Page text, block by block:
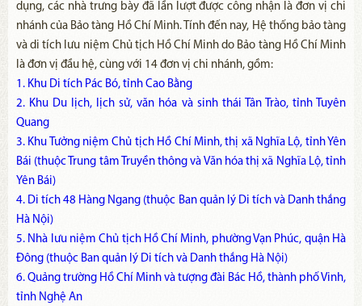
dụng, các nhà trưng bày đã lần lượt được công nhận là đơn vị chi
nhánh của Bảo tàng Hồ Chí Minh. Tính đến nay, Hệ thống bảo tàng
và di tích lưu niệm Chủ tịch Hồ Chí Minh do Bảo tàng Hồ Chí Minh
là đơn vị đầu hệ, cùng với 14 đơn vị chi nhánh, gồm:
1. Khu Di tích Pác Bó, tỉnh Cao Bằng
2. Khu Du lịch, lịch sử, văn hóa và sinh thái Tân Trào, tỉnh Tuyên
Quang
3. Khu Tưởng niệm Chủ tịch Hồ Chí Minh, thị xã Nghĩa Lộ, tỉnh Yên
Bái (thuộc Trung tâm Truyền thông và Văn hóa thị xã Nghĩa Lộ, tỉnh
Yên Bái)
4. Di tích 48 Hàng Ngang (thuộc Ban quản lý Di tích và Danh thắng
Hà Nội)
5. Nhà lưu niệm Chủ tịch Hồ Chí Minh, phường Vạn Phúc, quận Hà
Đông (thuộc Ban quản lý Di tích và Danh thắng Hà Nội)
6. Quảng trường Hồ Chí Minh và tượng đài Bác Hồ, thành phố Vinh,
tỉnh Nghệ An